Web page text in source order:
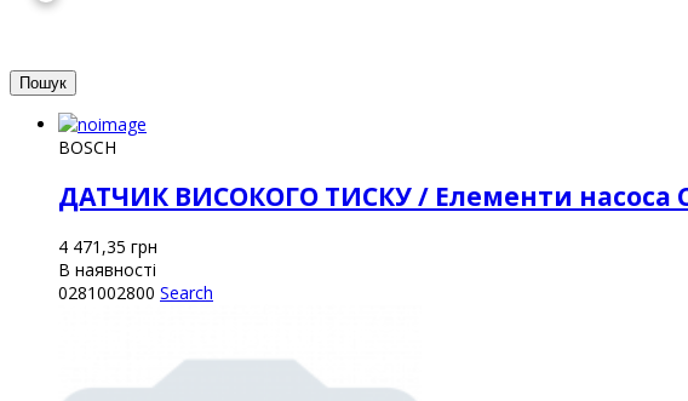
BOSCH
ДАТЧИК ВИСОКОГО ТИСКУ / Елементи насоса
4 471,35 грн
В наявності
0281002800 Search